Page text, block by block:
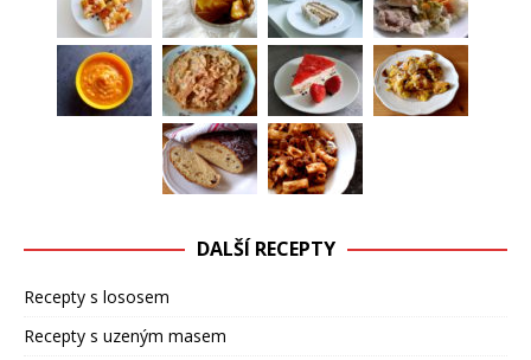
DALŠÍ RECEPTY
Recepty s lososem
Recepty s uzeným masem